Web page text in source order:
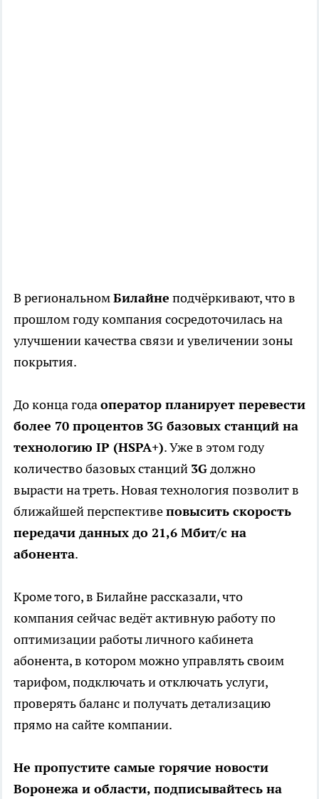
В региональномБилайне подчёркивают, что в
прошлом году компания сосредоточилась на
улучшении качества связи и увеличении зоны
покрытия.
До конца годаоператор планирует перевести
более 70 процентов 3G базовых станций на
технологию IP (HSPA+). Уже в этом году
количество базовых станций 3Gдолжно
вырасти на треть. Новая технология позволит в
ближайшей перспективеповысить скорость
передачи данных до 21,6 Мбит/с на
абонента.
Кроме того, в Билайне рассказали, что
компания сейчас ведёт активную работу по
оптимизации работы личного кабинета
абонента, в котором можно управлять своим
тарифом, подключать и отключать услуги,
проверять баланс и получать детализацию
прямо на сайте компании.
Не пропустите самые горячие новости
Воронежа и области, подписывайтесь на